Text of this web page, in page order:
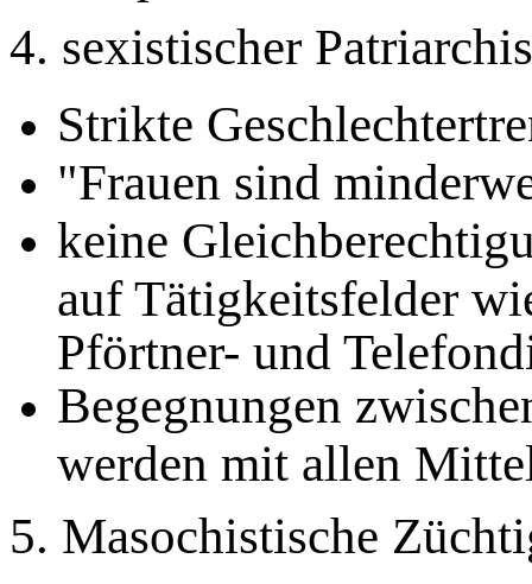
4. sexistischer
Strikte
"Frauen sind
keine
auf Tätigkeitsfelder
Pförtner- und
Begegnungen
werden mit allen
5. Masochistische